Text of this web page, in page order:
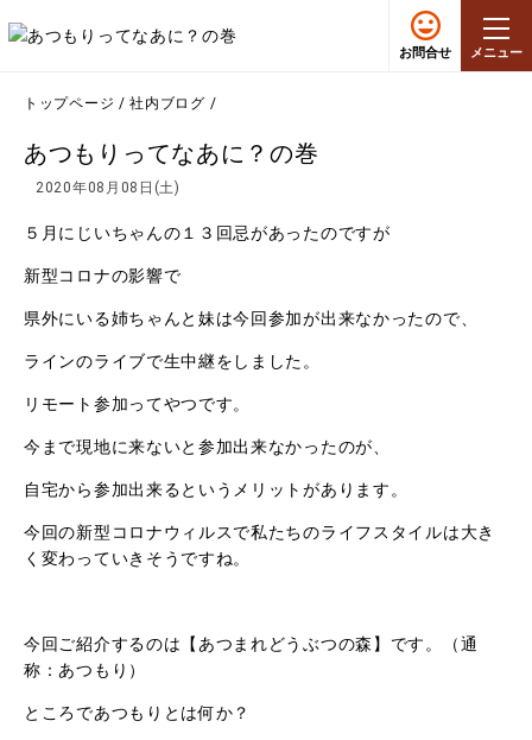
お問合せ メニュー
トップページ /社内ブログ /
あつもりってなあに？の巻
2020年08月08日(土)
５月にじいちゃんの１３回忌があったのですが
新型コロナの影響で
県外にいる姉ちゃんと妹は今回参加が出来なかったので、
ラインのライブで生中継をしました。
リモート参加ってやつです。
今まで現地に来ないと参加出来なかったのが、
自宅から参加出来るというメリットがあります。
今回の新型コロナウィルスで私たちのライフスタイルは大き
く変わっていきそうですね。
今回ご紹介するのは【あつまれどうぶつの森】です。（通
称：あつもり）
ところであつもりとは何か？